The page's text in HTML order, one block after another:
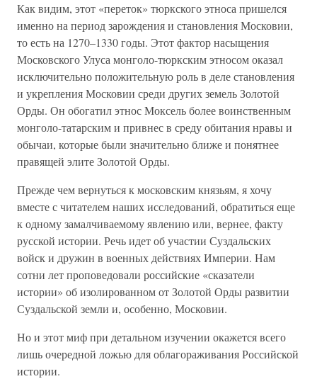
Как видим, этот «переток» тюркского этноса пришелся
именно на период зарождения и становления Московии,
то есть на 1270–1330 годы. Этот фактор насыщения
Московского Улуса монголо-тюркским этносом оказал
исключительно положительную роль в деле становления
и укрепления Московии среди других земель Золотой
Орды. Он обогатил этнос Моксель более воинственным
монголо-татарским и привнес в среду обитания нравы и
обычаи, которые были значительно ближе и понятнее
правящей элите Золотой Орды.
Прежде чем вернуться к московским князьям, я хочу
вместе с читателем наших исследований, обратиться еще
к одному замалчиваемому явлению или, вернее, факту
русской истории. Речь идет об участии Суздальских
войск и дружин в военных действиях Империи. Нам
сотни лет проповедовали российские «сказатели
истории» об изолированном от Золотой Орды развитии
Суздальской земли и, особенно, Московии.
Но и этот миф при детальном изучении окажется всего
лишь очередной ложью для облагораживания Российской
истории.